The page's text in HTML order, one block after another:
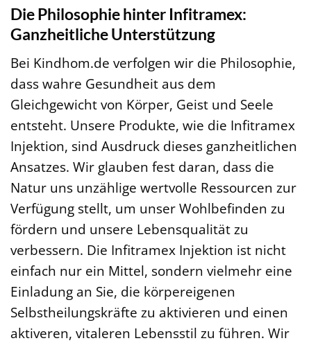
Die Philosophie hinter Infitramex:
Ganzheitliche Unterstützung
Bei Kindhom.de verfolgen wir die Philosophie,
dass wahre Gesundheit aus dem
Gleichgewicht von Körper, Geist und Seele
entsteht. Unsere Produkte, wie die Infitramex
Injektion, sind Ausdruck dieses ganzheitlichen
Ansatzes. Wir glauben fest daran, dass die
Natur uns unzählige wertvolle Ressourcen zur
Verfügung stellt, um unser Wohlbefinden zu
fördern und unsere Lebensqualität zu
verbessern. Die Infitramex Injektion ist nicht
einfach nur ein Mittel, sondern vielmehr eine
Einladung an Sie, die körpereigenen
Selbstheilungskräfte zu aktivieren und einen
aktiveren, vitaleren Lebensstil zu führen. Wir